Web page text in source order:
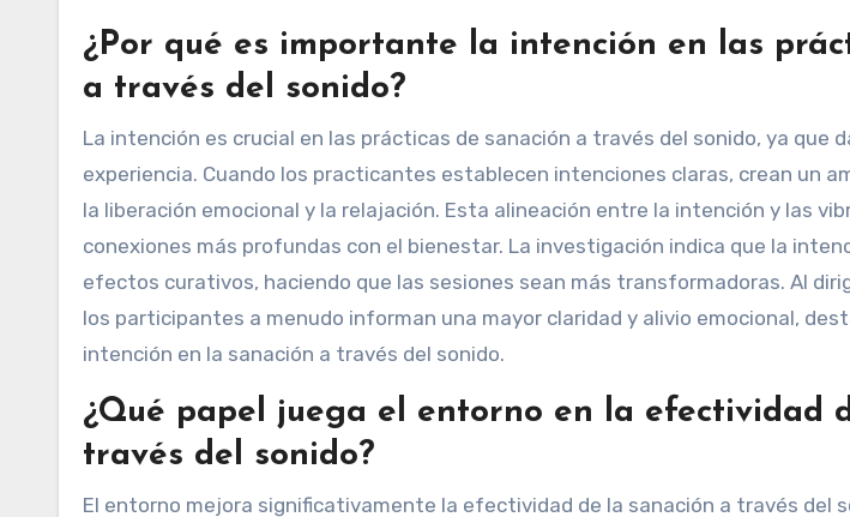
¿Por qué es importante la intención en las
a través del sonido?
La intención es crucial en las prácticas de sanación a través del sonido, ya que
experiencia. Cuando los practicantes establecen intenciones claras, crean un
la liberación emocional y la relajación. Esta alineación entre la intención y las
conexiones más profundas con el bienestar. La investigación indica que la
efectos curativos, haciendo que las sesiones sean más transformadoras. Al
los participantes a menudo informan una mayor claridad y alivio emocional,
intención en la sanación a través del sonido.
¿Qué papel juega el entorno en la efectividad
través del sonido?
El entorno mejora significativamente la efectividad de la sanación a través del